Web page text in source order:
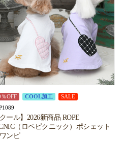
％OFF COOL加工 SALE
クール】2026新商品 ROPE
（ロペピクニック）ポシェット
ンピ